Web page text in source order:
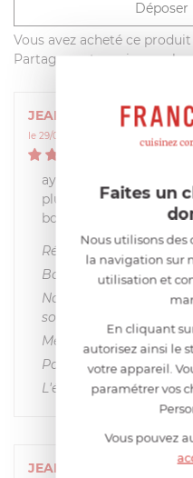
Déposer
Vous avez acheté ce
Partagez votre avis avec
JEANNINE
le 29/04/2024 à 10:53:53
ayant de l'artrose dans
plus de mal à ouvrir
boite idéal, je
Réponse de Francis
Bonjour,
Nous sommes ravis
solution !
Merci de votre
Paul
L'équipe Francis BATT
JEAN-LUC
Faites un
Nous utilisons des
la navigation sur
utilisation et
En cliquant
autorisez ainsi le
votre appareil.
paramétrer vos
Vous pouvez